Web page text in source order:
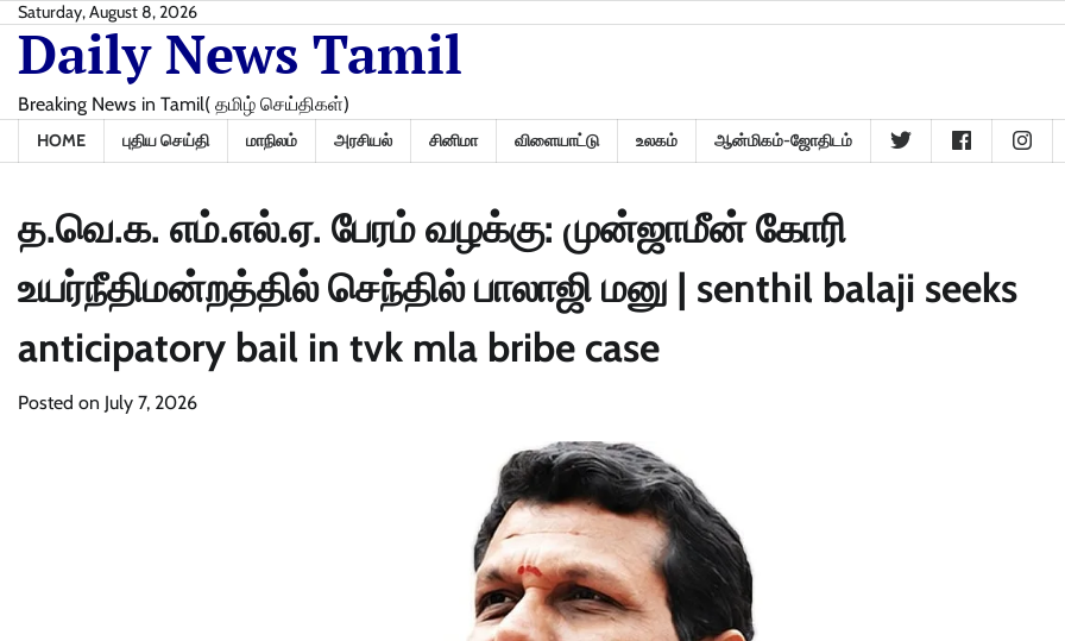
Skip
content
Saturday, August 8, 2026
Daily News Tamil
Breaking News in Tamil( தமிழ் செய்திகள்)
HOME புதிய செய்தி மாநிலம் அரசியல் சினிமா விளையாட்டு உலகம் ஆன்மிகம்-ஜோதிடம்
த.வெ.க. எம்.எல்.ஏ. பேரம் வழக்கு: முன்ஜாமீன் கோரி
உயர்நீதிமன்றத்தில் செந்தில் பாலாஜி மனு | senthil balaji seeks
anticipatory bail in tvk mla bribe case
Posted on July 7, 2026